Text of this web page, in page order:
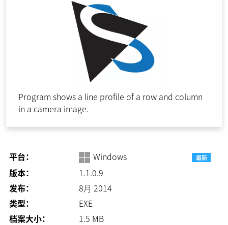
Program shows a line profile of a row and column
in a camera image.
平台： Windows 最新
版本：
1.1.0.9
发布：
8月 2014
类型：
EXE
档案大小：
1.5 MB